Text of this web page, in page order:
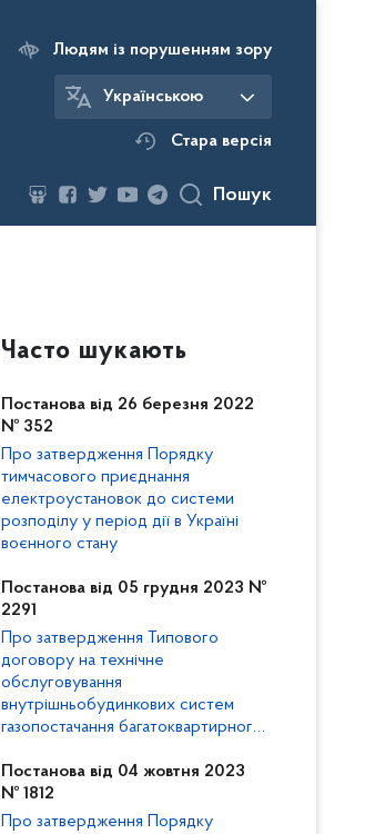
Людям із порушенням зору
Українською
Стара версія
Пошук
Часто шукають
Постанова від 26 березня 2022
№ 352
Про затвердження Порядку
тимчасового приєднання
електроустановок до системи
розподілу у період дії в Україні
воєнного стану
Постанова від 05 грудня 2023 №
2291
Про затвердження Типового
договору на технічне
обслуговування
внутрішньобудинкових систем
газопостачання багатоквартирного
Кодексу газорозподільних систем
Постанова від 04 жовтня 2023
№ 1812
Про затвердження Порядку